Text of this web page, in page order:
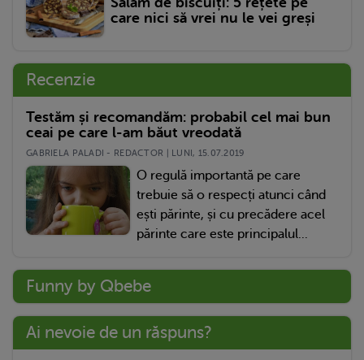
care nici să vrei nu le vei greși
Recenzie
Testăm și recomandăm: probabil cel mai bun
ceai pe care l-am băut vreodată
GABRIELA PALADI - REDACTOR | LUNI, 15.07.2019
O regulă importantă pe care
trebuie să o respecți atunci când
ești părinte, și cu precădere acel
părinte care este principalul...
Funny by Qbebe
Ai nevoie de un răspuns?